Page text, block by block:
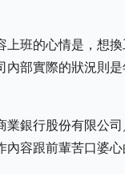
上班的心情是，想
內部實際的狀況則
業銀行股份有限公
內容跟前輩苦口婆心